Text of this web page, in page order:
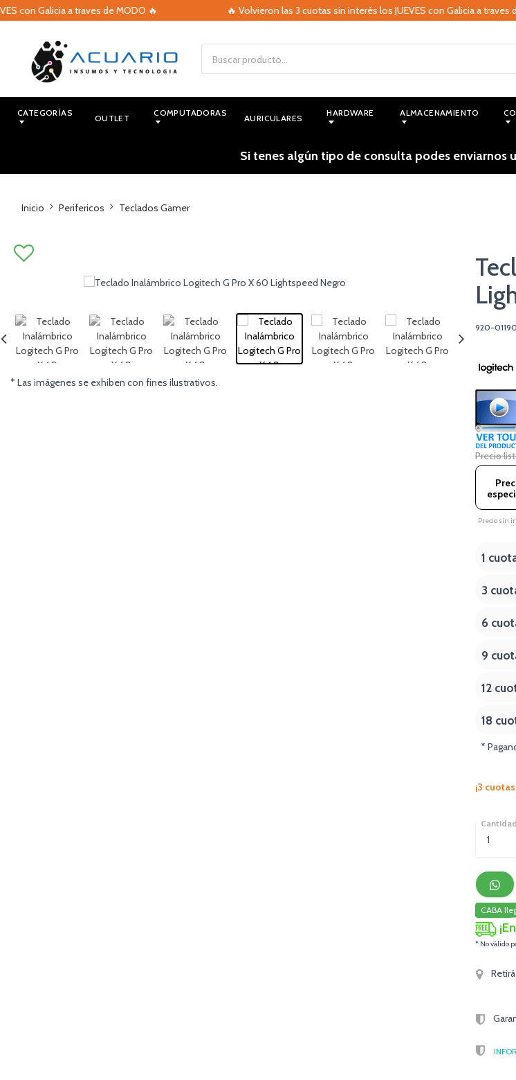
a traves de MODO 🔥 🔥 Volvieron las 3 cuotas sin interés los JUEVES con Galicia a traves de MODO 🔥
CATEGORÍAS OUTLET COMPUTADORAS AURICULARES HARDWARE ALMACENAMIENTO
Si tenes algún tipo de consulta podes enviarnos
Inicio Perifericos Teclados Gamer
* Las imágenes se exhiben con fines ilustrativos.
920-
Precio
Precio sin
1
3
6
9
12
18
*
¡3
Cantidad
CABA
* No válido